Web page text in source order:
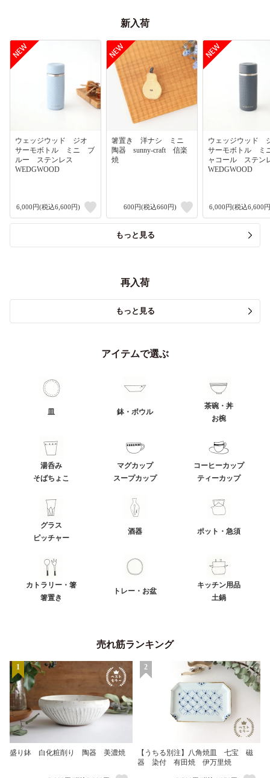
新入荷
ウェッジウッド ジオ
サーモボトル ミニ ブ
ルー ステンレス
WEDGWOOD
6,000円(税込6,600円)
箸置き 洋ナシ ミニ
陶器 sunny-craft 信楽
焼
600円(税込660円)
ウェッジウッド
サーモボトル
ャコール ステ
WEDGWOOD
6,000円(税込6,600
もっと見る
再入荷
もっと見る
アイテムで選ぶ
皿 鉢・ボウル
茶碗・丼
お椀
湯呑み
そばちょこ
マグカップ
スープカップ
コーヒーカップ
ティーカップ
グラス
ピッチャー
酒器 ポット・急須
カトラリー・箸
箸置き
トレー・お盆
キッチン用品
土鍋
売れ筋ランキング
1
盛り鉢 白化粧削り 陶器 美濃焼
2
【うちる別注】八角焼皿 七宝 磁
器 染付 有田焼 伊万里焼